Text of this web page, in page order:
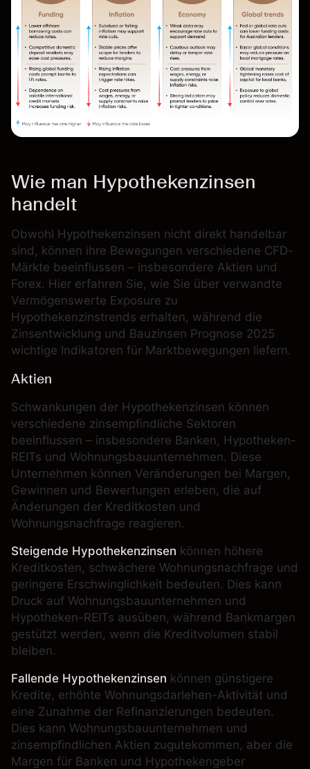
Wie man Hypothekenzinsen
handelt
Obwohl Hypothekenzinsen nicht direkt handelbar
sind, können ihre Bewegungen verschiedene CFD-
Märkte beeinflussen – insbesondere Aktien und
Forex. Hier erfahren Sie, wie Sie über verwandte
Vermögenswerte Exposure zu
Hypothekenzinstrends erhalten, während die
Zinsentwicklung und Bauzinsen Prognose 2025
wichtige Indikatoren für Marktbewegungen liefern.
Aktien
Schwankungen der Hypothekenzinsen können
verschiedene zinsempfindliche Sektoren
beeinflussen – insbesondere Banken, Hypotheken-
REITs und Wohnungsbauunternehmen. Diese
Unternehmen können Veränderungen bei Margen,
Gewinnen und Bewertungen erleben, die auf
Änderungen der Kreditkosten und
Wohnungsnachfrage reagieren.
Steigende Hypothekenzinsen können höhere
Kreditkosten, schwächere Wohnungsnachfrage und
geringere Erschwinglichkeit bedeuten. Dies kann
Druck auf Wohnungsbauunternehmen und
Hypotheken-REITs ausüben, während Bankmargen
gestützt werden, wenn die Kreditvolumen stabil
bleiben.
Fallende Hypothekenzinsen können günstigere
Kredite, erhöhte Wohnungsdarlehen-Aktivität und
eine Zunahme der Refinanzierungen bedeuten.
Dies kann Wohnungsbauunternehmen und
zinsempfindlichen Aktien zugutekommen, aber die
Margen für Banken und Hypothekengeber